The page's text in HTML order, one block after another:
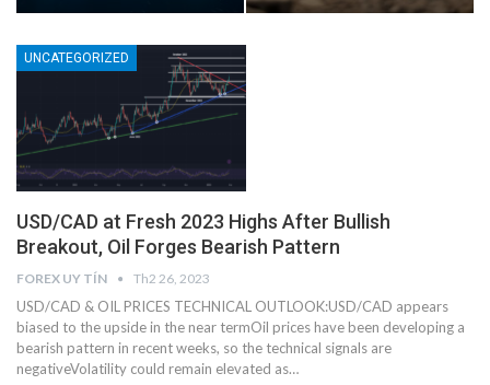
UNCATEGORIZED
USD/CAD at Fresh 2023 Highs After Bullish
Breakout, Oil Forges Bearish Pattern
FOREX UY TÍN Th2 26, 2023
USD/CAD & OIL PRICES TECHNICAL OUTLOOK:USD/CAD appears
biased to the upside in the near termOil prices have been developing a
bearish pattern in recent weeks, so the technical signals are
negativeVolatility could remain elevated as…